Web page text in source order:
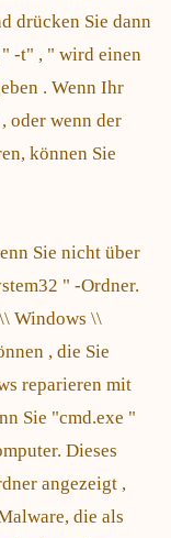
drücken Sie dann
" -t" , " wird einen
. Wenn Ihr
oder wenn der
können Sie
Sie nicht über
" -Ordner.
Windows \\
, die Sie
reparieren mit
Sie "cmd.exe "
Dieses
angezeigt ,
die als